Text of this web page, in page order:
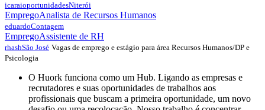
icaraioportunidadesNiterói
EmpregoAnalista de Recursos Humanos
eduardoContagem
EmpregoAssistente de RH
rhashSão José Vagas de emprego e estágio para área Recursos Humanos/DP e
Psicologia
O Huork funciona como um Hub. Ligando as empresas e
recrutadores e suas oportunidades de trabalhos aos
profissionais que buscam a primeira oportunidade, um novo